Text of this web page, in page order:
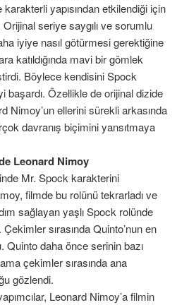
karakterli yapısından etkilendiği için
seriye saygılı ve sorumlu
iyiye nasıl götürmesi gerektiğine
katıldığında mavi bir gömlek
Böylece kendisini Spock
başardı. Özellikle de orijinal dizide
Nimoy’un ellerini sürekli arkasında
davranış biçimini yansıtmaya
Leonard Nimoy
Mr. Spock karakterini
filmde bu rolünü tekrarladı ve
sağlayan yaşlı Spock rolünde
sırasında Quinto’nun en
Quinto daha önce serinin bazı
çekimler sırasında ana
gözlendi.
Leonard Nimoy’a filmin